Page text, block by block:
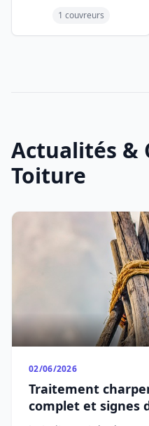
1 couvreurs
Actualités &
Toiture
02/06/2026
Traitement
complet et signes